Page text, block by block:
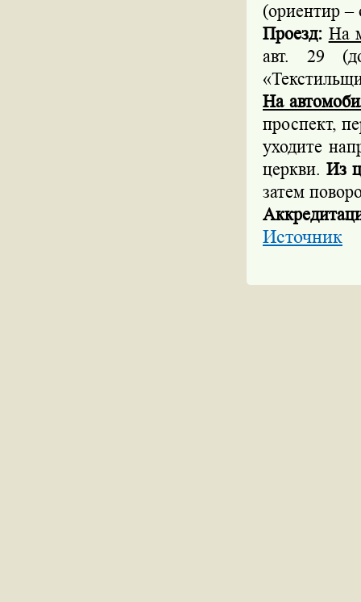
(ориентир –
Проезд: На
авт. 29
На
проспект,
уходите
церкви.Из
затем
Источник